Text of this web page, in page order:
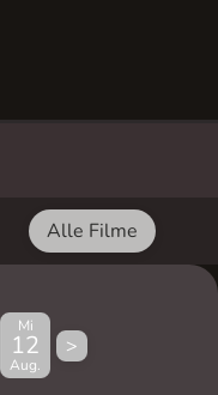
Alle Filme
Mi
12
Aug.
>